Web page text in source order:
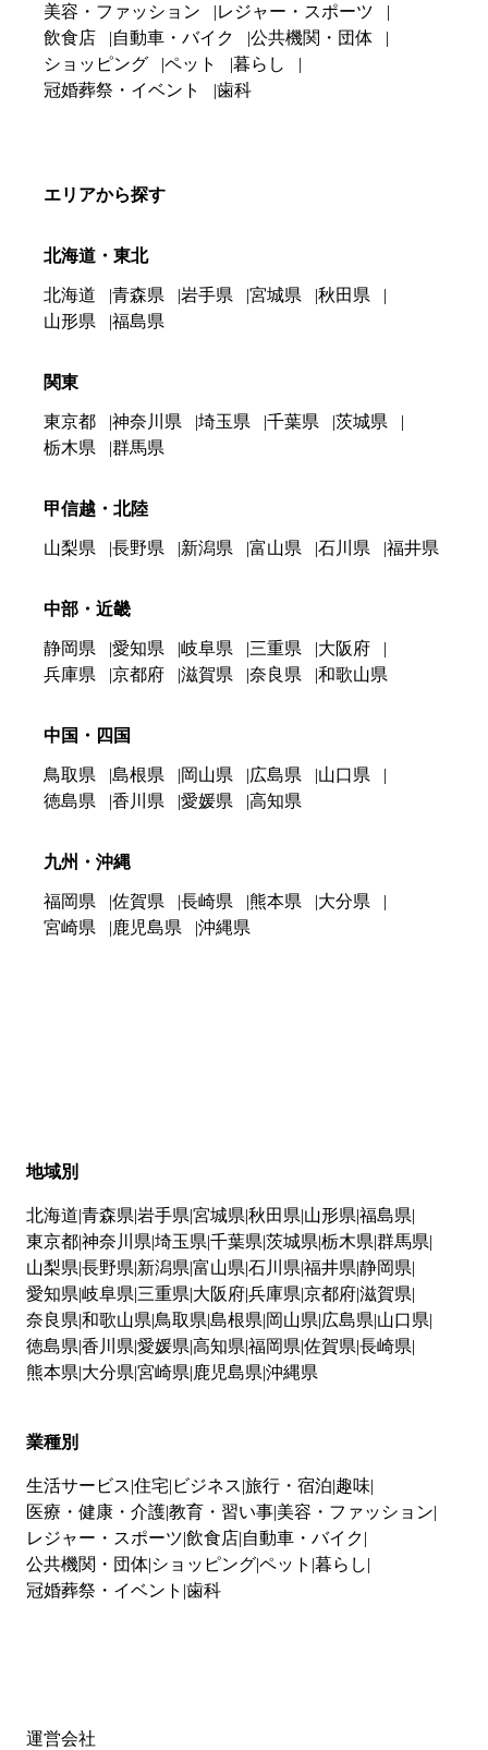
美容・ファッション
レジャー・スポーツ
飲食店
自動車・バイク
公共機関・団体
ショッピング
ペット
暮らし
冠婚葬祭・イベント
歯科
エリアから探す
北海道・東北
北海道 青森県 岩手県 宮城県
秋田県
山形県
福島県
関東
東京都 神奈川県 埼玉県 千葉県
茨城県
栃木県
群馬県
甲信越・北陸
山梨県 長野県 新潟県 富山県 石川県 福井県
中部・近畿
静岡県 愛知県 岐阜県 三重県
大阪府
兵庫県
京都府 滋賀県 奈良県 和歌山県
中国・四国
鳥取県 島根県 岡山県 広島県
山口県
徳島県
香川県 愛媛県 高知県
九州・沖縄
福岡県 佐賀県 長崎県 熊本県
大分県
宮崎県
鹿児島県 沖縄県
地域別
北海道 青森県 岩手県 宮城県 秋田県 山形県 福島県
東京都神奈川県 埼玉県 千葉県 茨城県 栃木県 群馬県
山梨県 長野県 新潟県 富山県 石川県 福井県 静岡県
愛知県 岐阜県 三重県 大阪府兵庫県 京都府滋賀県
奈良県 和歌山県 鳥取県 島根県 岡山県 広島県 山口県
徳島県 香川県 愛媛県 高知県 福岡県 佐賀県 長崎県
熊本県 大分県 宮崎県 鹿児島県 沖縄県
業種別
生活サービス 住宅 ビジネス 旅行・宿泊 趣味
医療・健康・介護教育・習い事 美容・ファッション
レジャー・スポーツ 飲食店 自動車・バイク
公共機関・団体 ショッピングペット 暮らし
冠婚葬祭・イベント 歯科
運営会社